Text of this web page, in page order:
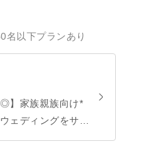
名以下プランあり
◎】家族親族向け*
ェディングをサ